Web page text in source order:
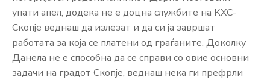
упати апел, додека не е доцна службите на КХС-
Скопје веднаш да излезат и да си ја завршат
работата за која се платени од граѓаните. Доколку
Данела не е способна да се справи со овие основни
задачи на градот Скопје, веднаш нека ги префрли